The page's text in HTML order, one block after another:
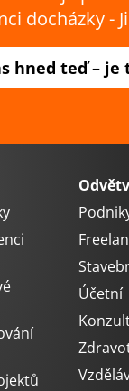
docházky -
hned teď – je
Účetní